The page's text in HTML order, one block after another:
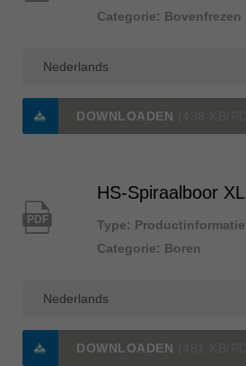
Categorie: Bovenfrezen
DOWNLOADEN
PDF
HS-Spiraalboor XL
Type: Productinformatie
Categorie: Boren
DOWNLOADEN